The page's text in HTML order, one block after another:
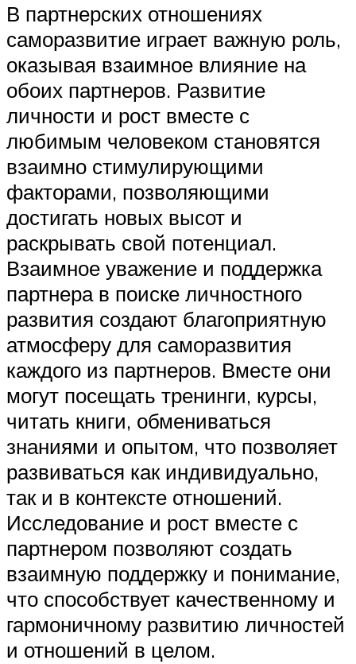
В партнерских отношениях
саморазвитие играет важную роль,
оказывая взаимное влияние на
обоих партнеров. Развитие
личности и рост вместе с
любимым человеком становятся
взаимно стимулирующими
факторами, позволяющими
достигать новых высот и
раскрывать свой потенциал.
Взаимное уважение и поддержка
партнера в поиске личностного
развития создают благоприятную
атмосферу для саморазвития
каждого из партнеров. Вместе они
могут посещать тренинги, курсы,
читать книги, обмениваться
знаниями и опытом, что позволяет
развиваться как индивидуально,
так и в контексте отношений.
Исследование и рост вместе с
партнером позволяют создать
взаимную поддержку и понимание,
что способствует качественному и
гармоничному развитию личностей
и отношений в целом.